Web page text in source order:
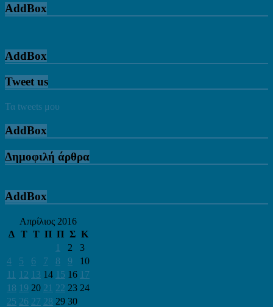
AddBox
AddBox
Tweet us
Τα tweets μου
AddBox
Δημοφιλή άρθρα
AddBox
Απρίλιος 2016
Δ Τ Τ Π Π Σ Κ
1 2
3
4
5 6 7 8 9
10
11 12 13 14 15 16 17
18 19 20 21 22 23 24
25 26 27 28 29 30